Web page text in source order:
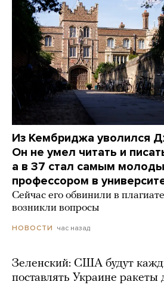
Из Кембриджа уволился
Он не умел читать и
а в 37 стал самым
профессором в
Сейчас его обвинили в
возникли вопросы
НОВОСТИ час назад
Зеленский: США будут
поставлять Украине ракеты